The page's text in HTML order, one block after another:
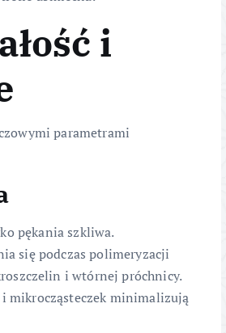
i
parametrami
pękania szkliwa.
się podczas polimeryzacji
i wtórnej próchnicy.
mikrocząsteczek minimalizują